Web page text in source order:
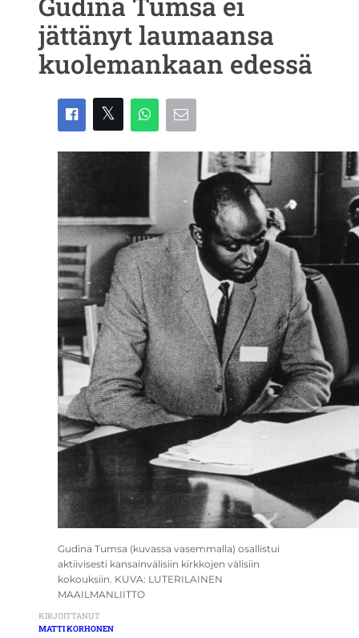
jättänyt laumaansa
kuolemankaan edessä
Gudina Tumsa (kuvassa vasemmalla) osallistui
aktiivisesti kansainvälisiin kirkkojen välisiin
kokouksiin. KUVA: LUTERILAINEN
MAAILMANLIITTO
KIRJOITTANUT
MATTI KORHONEN